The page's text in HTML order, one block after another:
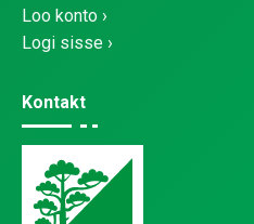
Loo konto
Logi sisse
Kontakt